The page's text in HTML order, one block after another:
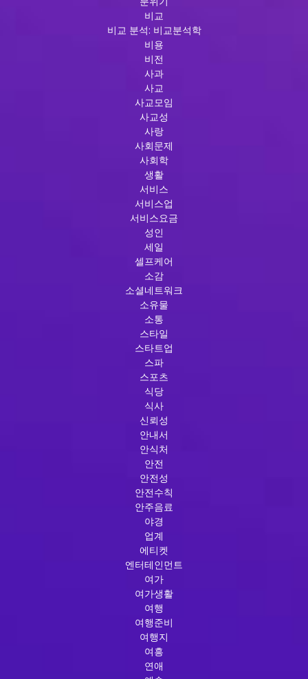
비교
비교 분석: 비교분석학
비용
비전
사과
사교
사교모임
사교성
사랑
사회문제
사회학
생활
서비스
서비스업
서비스요금
성인
세일
셀프케어
소감
소셜네트워크
소유물
소통
스타일
스타트업
스파
스포츠
식당
식사
신뢰성
안내서
안식처
안전
안전성
안전수칙
안주음료
야경
업계
에티켓
엔터테인먼트
여가
여가생활
여행
여행준비
여행지
여흥
연애